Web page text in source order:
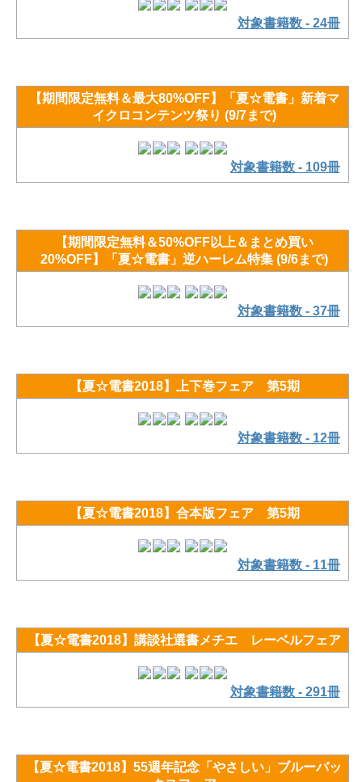
対象書籍数 - 24冊
【期間限定無料＆最大80%OFF】「夏☆電書」新着マ
イクロコンテンツ祭り (9/7まで)
対象書籍数 - 109冊
【期間限定無料＆50%OFF以上＆まとめ買い
20%OFF】「夏☆電書」逆ハーレム特集 (9/6まで)
対象書籍数 - 37冊
【夏☆電書2018】上下巻フェア 第5期
対象書籍数 - 12冊
【夏☆電書2018】合本版フェア 第5期
対象書籍数 - 11冊
【夏☆電書2018】講談社選書メチエ レーベルフェア
対象書籍数 - 291冊
【夏☆電書2018】55週年記念「やさしい」ブルーバッ